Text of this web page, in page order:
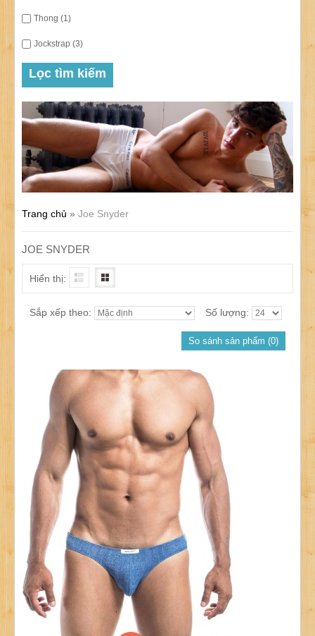
Thong (1)
Jockstrap (3)
Lọc tìm kiếm
Trang chủ » Joe Snyder
JOE SNYDER
Hiển thị:
Sắp xếp theo: Số lượng:
So sánh sản phẩm (0)